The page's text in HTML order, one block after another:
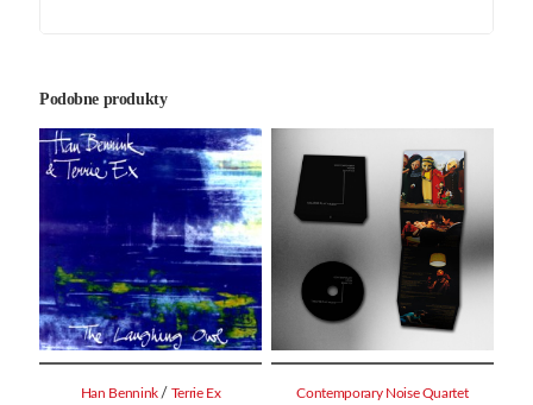
Podobne produkty
Han Bennink / Terrie Ex Contemporary Noise Quartet